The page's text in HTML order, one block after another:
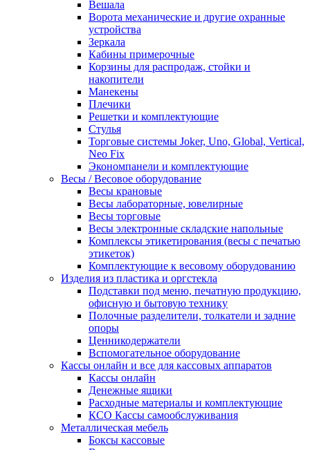
Вешала
Ворота механические и другие охранные
устройства
Зеркала
Кабины примерочные
Корзины для распродаж, стойки и
накопители
Манекены
Плечики
Решетки и комплектующие
Стулья
Торговые системы Joker, Uno, Global, Vertical,
Neo Fix
Экономпанели и комплектующие
Весы / Весовое оборудование
Весы крановые
Весы лабораторные, ювелирные
Весы торговые
Весы электронные складские напольные
Комплексы этикетирования (весы с печатью
этикеток)
Комплектующие к весовому оборудованию
Изделия из пластика и оргстекла
Подставки под меню, печатную продукцию,
офисную и бытовую технику
Полочные разделители, толкатели и задние
опоры
Ценникодержатели
Вспомогательное оборудование
Кассы онлайн и все для кассовых аппаратов
Кассы онлайн
Денежные ящики
Расходные материалы и комплектующие
КСО Кассы самообслуживания
Металлическая мебель
Боксы кассовые